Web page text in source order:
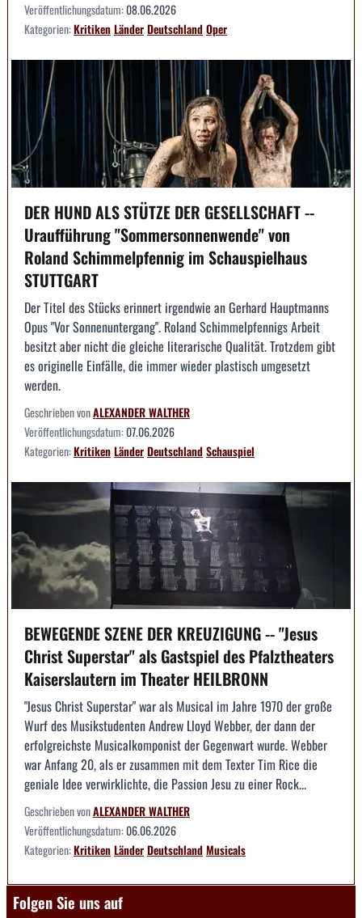
Veröffentlichungsdatum:08.06.2026
Kategorien:KritikenLänderDeutschlandOper
DER HUND ALS STÜTZE DER GESELLSCHAFT --
Uraufführung "Sommersonnenwende" von
Roland Schimmelpfennig im Schauspielhaus
STUTTGART
Der Titel des Stücks erinnert irgendwie an Gerhard Hauptmanns
Opus "Vor Sonnenuntergang". Roland Schimmelpfennigs Arbeit
besitzt aber nicht die gleiche literarische Qualität. Trotzdem gibt
es originelle Einfälle, die immer wieder plastisch umgesetzt
werden.
Geschrieben vonALEXANDER WALTHER
Veröffentlichungsdatum:07.06.2026
Kategorien:KritikenLänderDeutschlandSchauspiel
BEWEGENDE SZENE DER KREUZIGUNG -- "Jesus
Christ Superstar" als Gastspiel des Pfalztheaters
Kaiserslautern im Theater HEILBRONN
"Jesus Christ Superstar" war als Musical im Jahre 1970 der große
Wurf des Musikstudenten Andrew Lloyd Webber, der dann der
erfolgreichste Musicalkomponist der Gegenwart wurde. Webber
war Anfang 20, als er zusammen mit dem Texter Tim Rice die
geniale Idee verwirklichte, die Passion Jesu zu einer Rock...
Geschrieben vonALEXANDER WALTHER
Veröffentlichungsdatum:06.06.2026
Kategorien:KritikenLänderDeutschlandMusicals
Folgen Sie uns auf